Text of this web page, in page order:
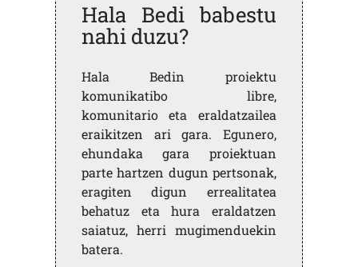
Hala Bedi babestu
nahi duzu?
Hala Bedin proiektu
komunikatibo libre,
komunitario eta eraldatzailea
eraikitzen ari gara. Egunero,
ehundaka gara proiektuan
parte hartzen dugun pertsonak,
eragiten digun errealitatea
behatuz eta hura eraldatzen
saiatuz, herri mugimenduekin
batera.